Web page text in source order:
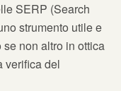
SERP (Search
strumento utile e
non altro in ottica
verifica del